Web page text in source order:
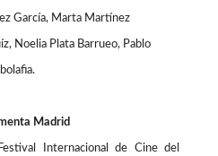
García, Marta Martínez
Noelia Plata Barrueo, Pablo
Madrid
Internacional de Cine del